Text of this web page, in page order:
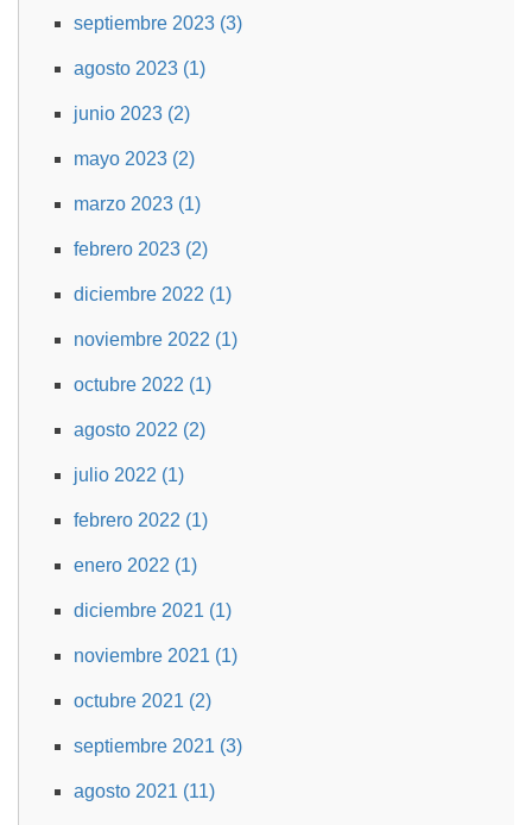
septiembre 2023 (3)
agosto 2023 (1)
junio 2023 (2)
mayo 2023 (2)
marzo 2023 (1)
febrero 2023 (2)
diciembre 2022 (1)
noviembre 2022 (1)
octubre 2022 (1)
agosto 2022 (2)
julio 2022 (1)
febrero 2022 (1)
enero 2022 (1)
diciembre 2021 (1)
noviembre 2021 (1)
octubre 2021 (2)
septiembre 2021 (3)
agosto 2021 (11)